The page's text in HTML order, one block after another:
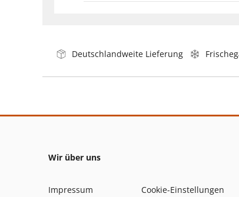
Deutschlandweite Lieferung
Wir über uns
Impressum
Cookie-Einstellungen